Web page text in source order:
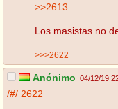
>>2613
Los masistas no
>>>2622
Anónimo 04/12/19
/#/ 2622